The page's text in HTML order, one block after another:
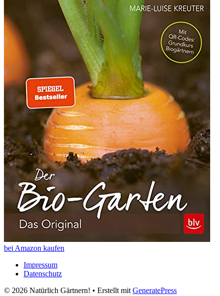
bei Amazon kaufen
Impressum
Datenschutz
© 2026 Natürlich Gärtnern! • Erstellt mit GeneratePress